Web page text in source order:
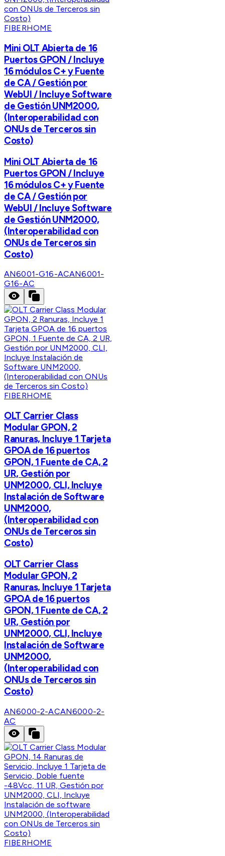
FIBERHOME
Mini OLT Abierta de 16
Puertos GPON / Incluye
16 módulos C+ y Fuente
de CA / Gestión por
WebUI / Incluye Software
de Gestión UNM2000,
(Interoperabilidad con
ONUs de Terceros sin
Costo)
Mini OLT Abierta de 16
Puertos GPON / Incluye
16 módulos C+ y Fuente
de CA / Gestión por
WebUI / Incluye Software
de Gestión UNM2000,
(Interoperabilidad con
ONUs de Terceros sin
Costo)
AN6001-G16-ACAN6001-
G16-AC
FIBERHOME
OLT Carrier Class
Modular GPON, 2
Ranuras, Incluye 1 Tarjeta
GPOA de 16 puertos
GPON, 1 Fuente de CA, 2
UR, Gestión por
UNM2000, CLI, Incluye
Instalación de Software
UNM2000,
(Interoperabilidad con
ONUs de Terceros sin
Costo)
OLT Carrier Class
Modular GPON, 2
Ranuras, Incluye 1 Tarjeta
GPOA de 16 puertos
GPON, 1 Fuente de CA, 2
UR, Gestión por
UNM2000, CLI, Incluye
Instalación de Software
UNM2000,
(Interoperabilidad con
ONUs de Terceros sin
Costo)
AN6000-2-ACAN6000-2-
AC
FIBERHOME